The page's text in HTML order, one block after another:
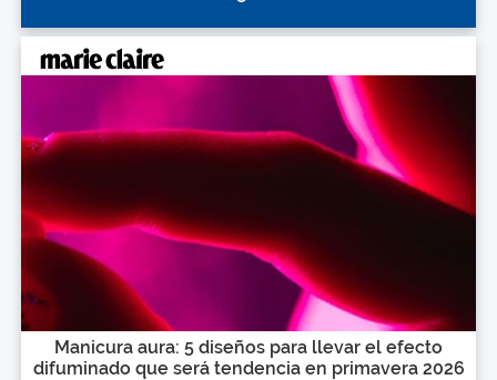
Manicura aura: 5 diseños para llevar el efecto
difuminado que será tendencia en primavera 2026